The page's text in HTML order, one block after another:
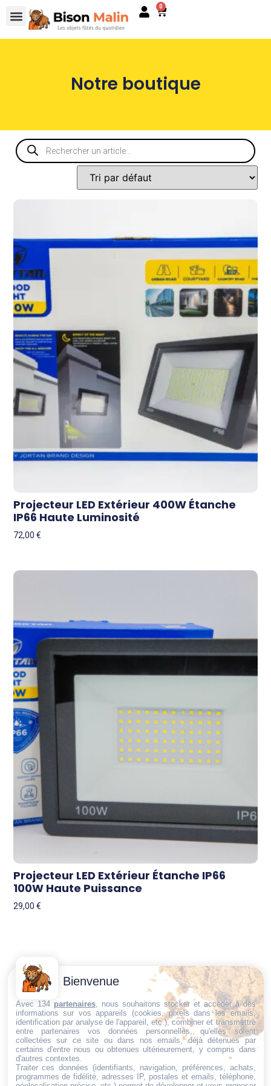
0
Notre boutique
Projecteur LED Extérieur 400W Étanche
IP66 Haute Luminosité
72,00€
Projecteur LED Extérieur Étanche IP66
100W Haute Puissance
29,00€
Trouvez ce qu'il vous faut,
au bon endroit
Conditions
générales
de vente
Politique de
cookies
Politique de
confidentialité
Mentions
Contactez-
Nous
Email:
dt@sasbms.fr
Bienvenue
Avec 134 partenaires, nous souhaitons stocker et accéder à des
informations sur vos appareils (cookies, pixels dans les emails,
identification par analyse de l'appareil, etc.), combiner et transmettre
entre partenaires vos données personnelles, qu'elles soient
collectées sur ce site ou dans nos emails, déjà détenues par
certains d'entre nous ou obtenues ultérieurement, y compris dans
d'autres contextes.
Traiter ces données (identifiants, navigation, préférences, achats,
programmes de fidélité, adresses IP, postales et emails, téléphone,